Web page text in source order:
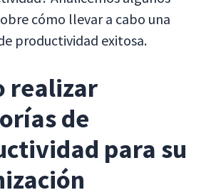
cómo llevar a cabo una
productividad exitosa.
realizar
de
para su